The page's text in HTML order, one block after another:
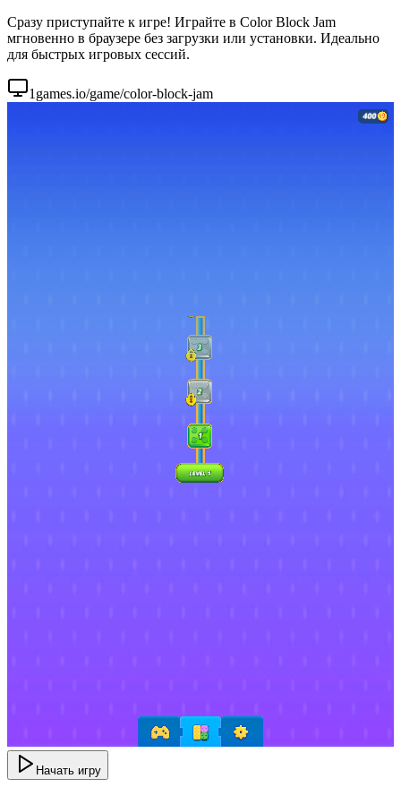
Сразу приступайте к игре! Играйте в Color Block Jam
мгновенно в браузере без загрузки или установки. Идеально
для быстрых игровых сессий.
1games.io/game/color-block-jam
Начать игру